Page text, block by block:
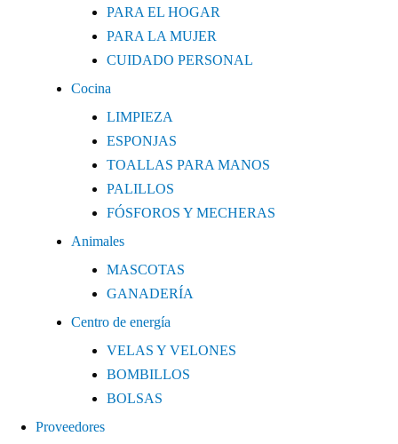
PARA EL HOGAR
PARA LA MUJER
CUIDADO PERSONAL
Cocina
LIMPIEZA
ESPONJAS
TOALLAS PARA MANOS
PALILLOS
FÓSFOROS Y MECHERAS
Animales
MASCOTAS
GANADERÍA
Centro de energía
VELAS Y VELONES
BOMBILLOS
BOLSAS
Proveedores